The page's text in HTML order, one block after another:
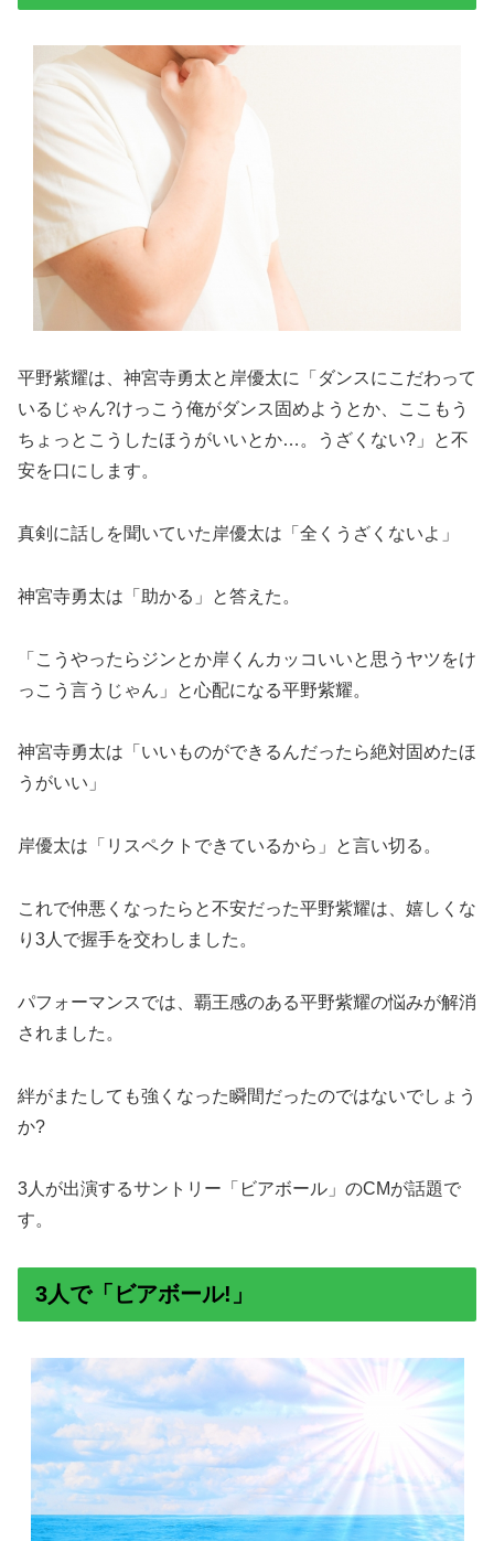
平野紫耀は、神宮寺勇太と岸優太に「ダンスにこだわって
いるじゃん?けっこう俺がダンス固めようとか、ここもう
ちょっとこうしたほうがいいとか…。うざくない?」と不
安を口にします。
真剣に話しを聞いていた岸優太は「全くうざくないよ」
神宮寺勇太は「助かる」と答えた。
「こうやったらジンとか岸くんカッコいいと思うヤツをけ
っこう言うじゃん」と心配になる平野紫耀。
神宮寺勇太は「いいものができるんだったら絶対固めたほ
うがいい」
岸優太は「リスペクトできているから」と言い切る。
これで仲悪くなったらと不安だった平野紫耀は、嬉しくな
り3人で握手を交わしました。
パフォーマンスでは、覇王感のある平野紫耀の悩みが解消
されました。
絆がまたしても強くなった瞬間だったのではないでしょう
か?
3人が出演するサントリー「ビアボール」のCMが話題で
す。
3人で「ビアボール!」